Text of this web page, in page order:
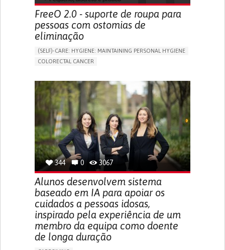
FreeO 2.0 - suporte de roupa para
pessoas com ostomias de
eliminação
(SELF)-CARE: HYGIENE: MAINTAINING PERSONAL HYGIENE
COLORECTAL CANCER
PROMOTING SELF-MANAGEMENT
GASTROENTEROLOGY
MEDICAL ONCOLOGY
PORTUGAL
344 0 3067
Alunos desenvolvem sistema
baseado em IA para apoiar os
cuidados a pessoas idosas,
inspirado pela experiência de um
membro da equipa como doente
de longa duração